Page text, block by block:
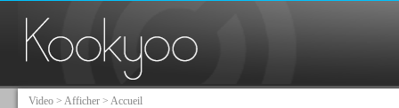
Video> Afficher> Accueil